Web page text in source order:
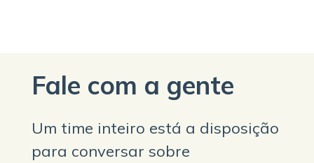
Fale com a gente
Um time inteiro está a disposição
para conversar sobre